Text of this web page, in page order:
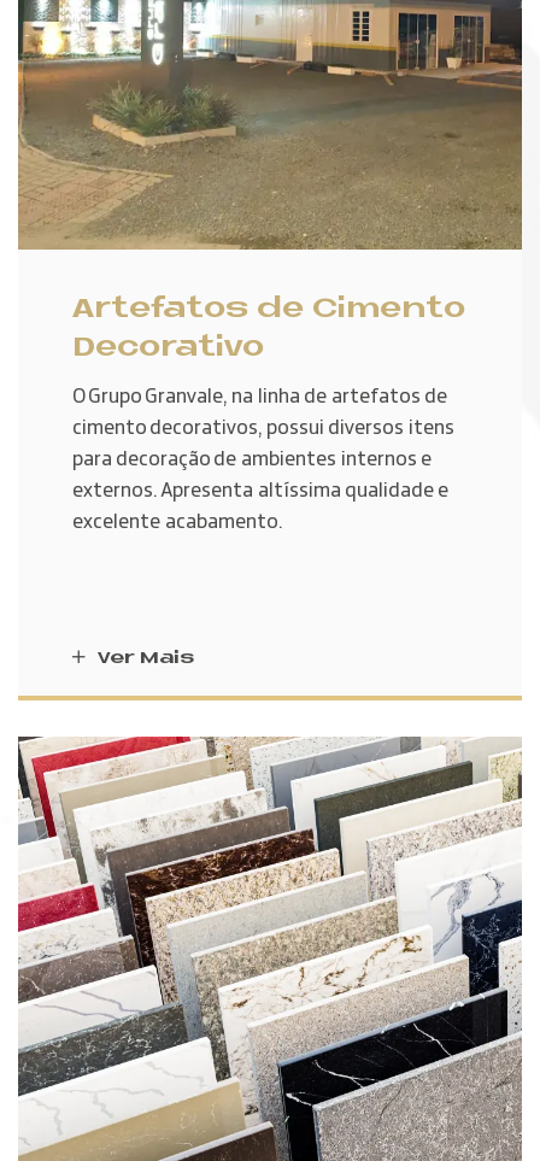
Artefatos de Cimento
Decorativo
O Grupo Granvale, na linha de artefatos de
cimento decorativos, possui diversos itens
para decoração de ambientes internos e
externos. Apresenta altíssima qualidade e
excelente acabamento.
Ver Mais